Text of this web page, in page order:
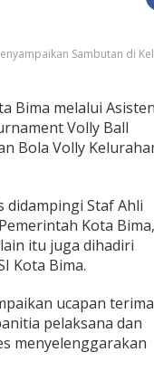
Sambutan di
Bima melalui Asisten
Volly Ball
Bola Volly
didampingi Staf Ahli
Kota Bima,
itu juga dihadiri
Kota Bima.
ucapan terima
pelaksana dan
menyelenggarakan